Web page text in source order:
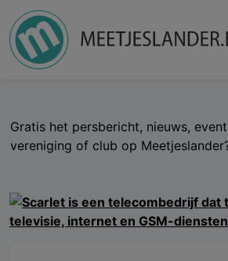
Gratis het persbericht, nieuws,
vereniging of club op